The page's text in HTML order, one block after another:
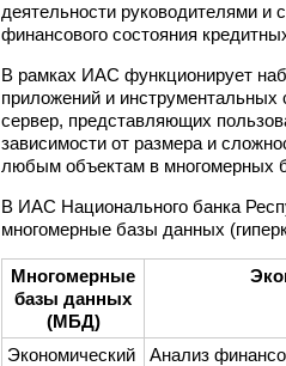
деятельности руководителями и
финансового состояния
В рамках ИАС функционирует
приложений и инструментальных
сервер, представляющих
зависимости от размера и
любым объектам в многомерных
В ИАС Национального банка
многомерные базы данных
Многомерные
базы данных
(МБД)
Экономический
Анализ